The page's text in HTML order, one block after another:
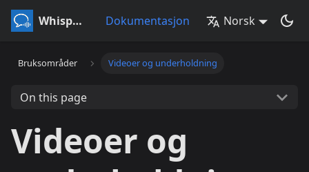
Whisperr Dokumentasjon Norsk
Bruksområder Videoer og underholdning
On this page
Videoer og